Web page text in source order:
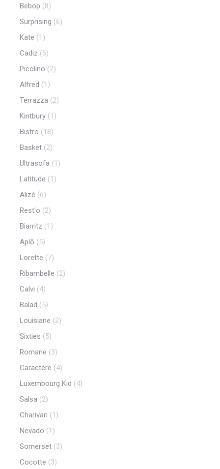
Bebop (8)
Surprising (6)
Kate (1)
Cadiz (6)
Picolino (2)
Alfred (1)
Terrazza (2)
Kintbury (1)
Bistro (18)
Basket (2)
Ultrasofa (1)
Latitude (1)
Alizé (6)
Rest'o (2)
Biarritz (1)
Aplô (5)
Lorette (7)
Ribambelle (2)
Calvi (4)
Balad (5)
Louisiane (2)
Sixties (5)
Romane (3)
Caractère (4)
Luxembourg Kid (4)
Salsa (2)
Charivari (1)
Nevado (1)
Somerset (3)
Cocotte (3)